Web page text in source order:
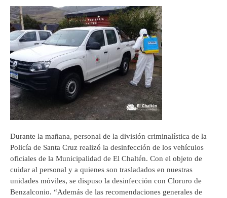
Durante la mañana, personal de la división criminalística de la
Policía de Santa Cruz realizó la desinfección de los vehículos
oficiales de la Municipalidad de El Chaltén. Con el objeto de
cuidar al personal y a quienes son trasladados en nuestras
unidades móviles, se dispuso la desinfección con Cloruro de
Benzalconio. “Además de las recomendaciones generales de